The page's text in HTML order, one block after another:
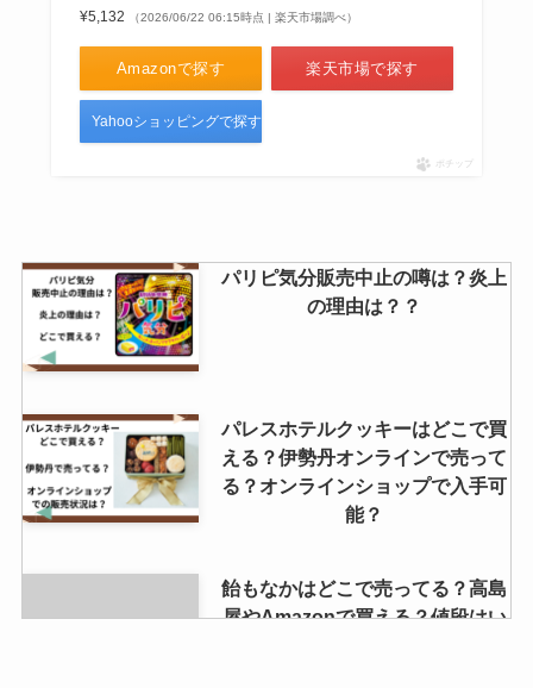
¥5,132
（2026/06/22 06:15時点 | 楽天市場調べ）
Amazonで探す 楽天市場で探す
Yahooショッピングで探す
ポチップ
パリピ気分販売中止の噂は？炎上
の理由は？？
パレスホテルクッキーはどこで買
える？伊勢丹オンラインで売って
る？オンラインショップで入手可
能？
飴もなかはどこで売ってる？高島
屋やAmazonで買える？値段はい